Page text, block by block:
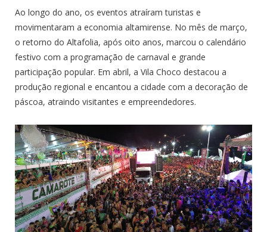
Ao longo do ano, os eventos atraíram turistas e
movimentaram a economia altamirense. No mês de março,
o retorno do Altafolia, após oito anos, marcou o calendário
festivo com a programação de carnaval e grande
participação popular. Em abril, a Vila Choco destacou a
produção regional e encantou a cidade com a decoração de
páscoa, atraindo visitantes e empreendedores.